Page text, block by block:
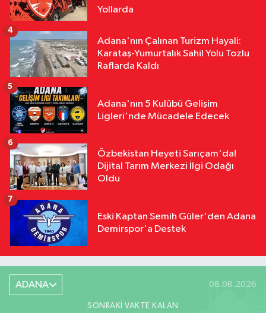
Yollarda
Adana'nın Çalınan Turizm Hayali:
Karataş-Yumurtalık Sahil Yolu Tozlu
Raflarda Kaldı
4
Adana'nın 5 Kulübü Gelişim
Ligleri'nde Mücadele Edecek
5
Özbekistan Heyeti Sarıçam'da!
Dijital Tarım Merkezi İlgi Odağı
Oldu
6
Eski Kaptan Semih Güler'den Adana
Demirspor'a Destek
7
ADANA 08.08.2026
SONRAKI VAKTE KALAN